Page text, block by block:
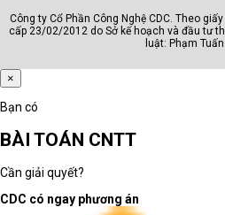
Công ty Cổ Phần Công Nghệ CDC. Theo
cấp 23/02/2012 do Sở kế hoạch và đầu tư
luật: Phạm
×
Bạn có
BÀI TOÁN CNTT
Cần giải quyết?
CDC có ngay phương án